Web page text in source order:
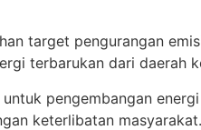
target pengurangan
terbarukan dari daerah
pengembangan
keterlibatan